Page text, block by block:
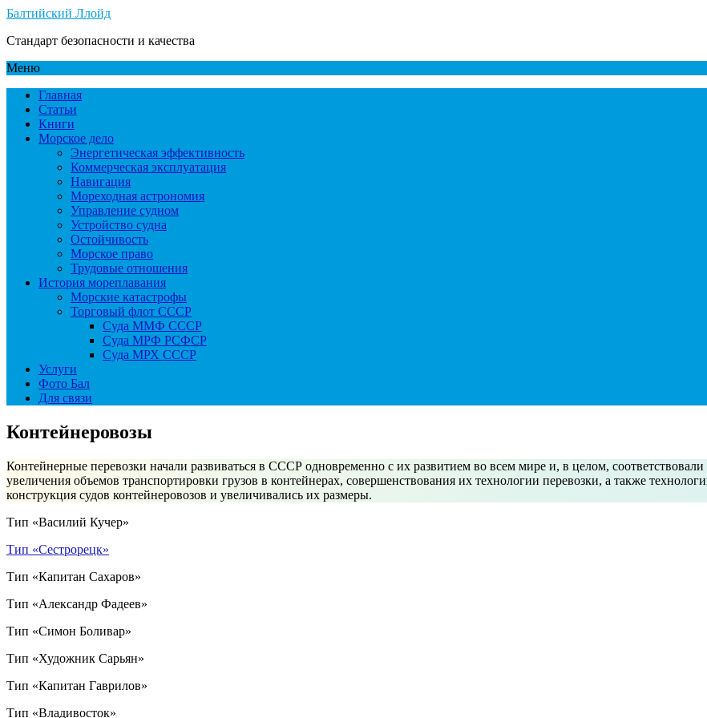
Балтийский Ллойд
Стандарт безопасности и качества
Меню
Главная
Статьи
Книги
Морское дело
Энергетическая эффективность
Коммерческая эксплуатация
Навигация
Мореходная астрономия
Управление судном
Устройство судна
Остойчивость
Морское право
Трудовые отношения
История мореплавания
Морские катастрофы
Торговый флот СССР
Суда ММФ СССР
Суда МРФ РСФСР
Суда МРХ СССР
Услуги
Фото Бал
Для связи
Контейнеровозы
Контейнерные перевозки начали развиваться в СССР одновременно с их развитием во всем мире и, в целом,
увеличения объемов транспортировки грузов в контейнерах, совершенствования их технологии перевозки, а также
конструкция судов контейнеровозов и увеличивались их размеры.
Тип «Василий Кучер»
Тип «Сестрорецк»
Тип «Капитан Сахаров»
Тип «Александр Фадеев»
Тип «Симон Боливар»
Тип «Художник Сарьян»
Тип «Капитан Гаврилов»
Тип «Владивосток»